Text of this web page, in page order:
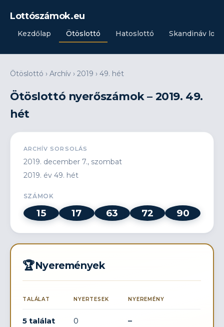
Lottószámok.eu
Kezdőlap Ötöslottó Hatoslottó Skandináv
Ötöslottó › Archív › 2019 › 49. hét
Ötöslottó nyerőszámok – 2019. 49.
hét
ARCHÍV SORSOLÁS
2019. december 7., szombat
2019. év 49. hét
SZÁMOK
15 17 63 72 90
🏆Nyeremények
TALÁLAT NYERTESEK NYEREMÉNY
5 találat 0 –